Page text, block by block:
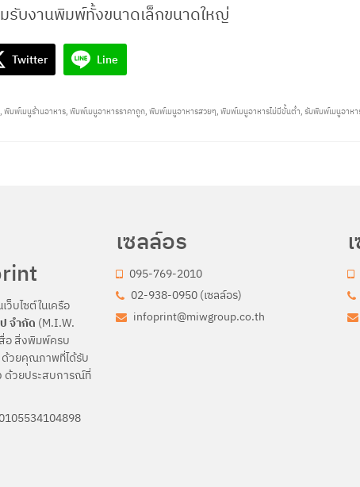
รับงานพิมพ์ทั้งขนาดเล็กขนาดใหญ่
Twitter Line
พิมพ์เมนูร้านอาหาร พิมพ์เมนูอาหารราคาถูก พิมพ์เมนูอาหารสวยๆ พิมพ์เมนูอาหารไม่มีขั้นต่ำ รับพิมพ์เมนูอาหา
ว็บไซต์ในเครือ
จำกัด (M.I.W.
อ สิ่งพิมพ์ครบ
ด้วยคุณภาพที่ได้รับ
ด้วยประสบการณ์ที่
เซลล์อร
095-769-2010
02-938-0950 (เซลล์อร)
infoprint@miwgroup.co.th